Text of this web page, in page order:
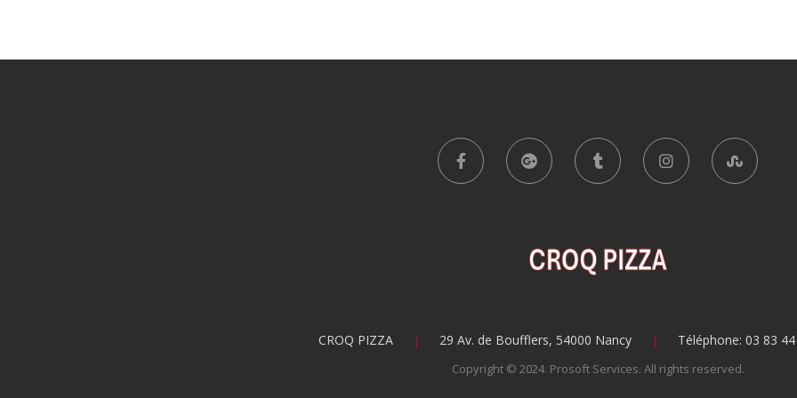
CROQ PIZZA 29 Av. de Boufflers, 54000 Nancy Téléphone: 03 83 44
Copyright © 2024. Prosoft Services. All rights reserved.